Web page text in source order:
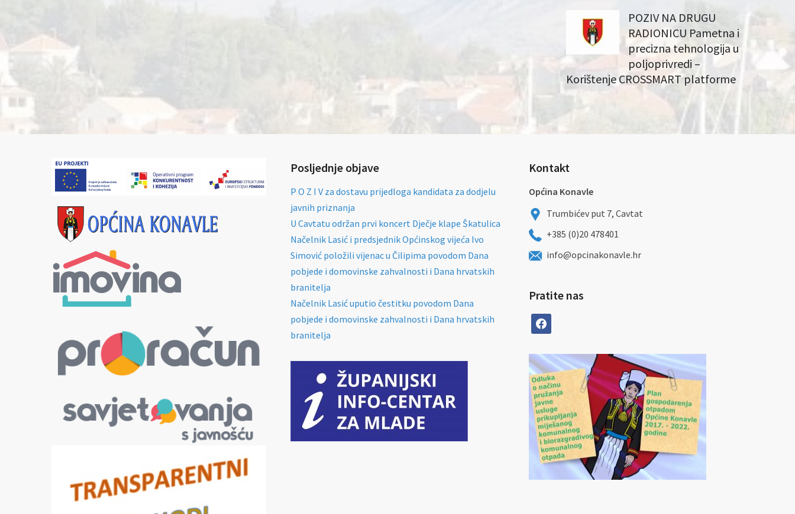
POZIV NA DRUGU
RADIONICU Pametna i
precizna tehnologija u
poljoprivredi –
Korištenje CROSSMART platforme
Posljednje objave
P O Z I V za dostavu prijedloga kandidata za dodjelu
javnih priznanja
U Cavtatu održan prvi koncert Dječje klape Škatulica
Načelnik Lasić i predsjednik Općinskog vijeća Ivo
Simović položili vijenac u Čilipima povodom Dana
pobjede i domovinske zahvalnosti i Dana hrvatskih
branitelja
Načelnik Lasić uputio čestitku povodom Dana
pobjede i domovinske zahvalnosti i Dana hrvatskih
branitelja
Kontakt
Općina Konavle
Trumbićev put 7, Cavtat
+385 (0)20 478401
info@opcinakonavle.hr
Pratite nas
facebook